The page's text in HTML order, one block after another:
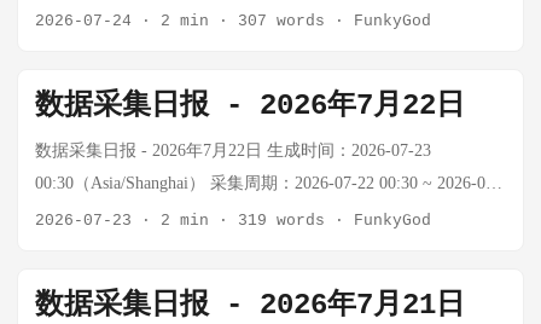
与宏观 今日重要事件： 事件 详情 俄罗斯黑海港口 俄罗斯最大
战争风险飙升 特朗普威胁伊朗 胡塞武装油轮袭击后，特朗普威
胁伊朗 红海沙特出口 沙特红海原油出口自3月峰值下降41% 印
度寻找替代供应 印度寻找安哥拉、委内瑞拉原油以应对中东供
应危机深化，油价突破$100 厄尔尼诺通胀风险 石油冲击可能将
上证指数 数据暂缺 — Tavily额度耗尽，A股数据无法获取
价格无法获取。原油数据通过oilprice.com可获取，昨日暴涨后
今日出现回调，原油全品种下跌。 🌍 地缘政治与宏观 今日重要
政策动向： 事件 详情 欧洲央行利率决议 7/24欧洲央行宣布降
息25bp，符合市场预期，欧元小幅走弱 中东局势反复 伊朗/胡塞
粘性仍是核心关注 美股财报季开启 7/25起大型科技股陆续发布
24 00:30（24小时） 📊 今日市场概览 资产 价格 24h涨跌幅 关键
$92.73/桶 +6.79% oilprice.com实时数据（7/23） 布伦特 $101.10/
桶 +7.43% oilprice.com，中东地缘溢价加速注入 Murban $108.0/
桶 +20.71% oilprice.com，阿联酋基准大幅跳涨 上证指数 数据
待确认 — 7/23为正常交易日，数据待确认 USD/CNY — — API
油数据通过oilprice.com可获取，今日能源市场大幅走强。 🌍 地
2026-07-24 · 2 min · 307 words · FunkyGod
数据采集日报 - 2026年7月22日
数据采集日报 - 2026年7月22日 生成时间：2026-07-23
00:30（Asia/Shanghai） 采集周期：2026-07-22 00:30 ~ 2026-07-
23 00:30（24小时） 📊 今日市场概览 资产 价格 24h涨跌幅 关键
$86.68/桶 +2.77% oilprice.com实时数据（7/22） 布伦特 $93.88/
2026-07-23 · 2 min · 319 words · FunkyGod
数据采集日报 - 2026年7月21日